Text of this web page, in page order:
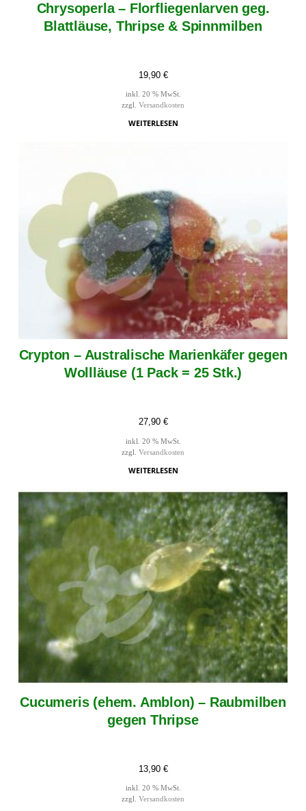
Chrysoperla – Florfliegenlarven geg.
Blattläuse, Thripse & Spinnmilben
19,90 €
inkl. 20 % MwSt.
zzgl. Versandkosten
WEITERLESEN
Crypton – Australische Marienkäfer gegen
Wollläuse (1 Pack = 25 Stk.)
27,90 €
inkl. 20 % MwSt.
zzgl. Versandkosten
WEITERLESEN
Cucumeris (ehem. Amblon) – Raubmilben
gegen Thripse
13,90 €
inkl. 20 % MwSt.
zzgl. Versandkosten